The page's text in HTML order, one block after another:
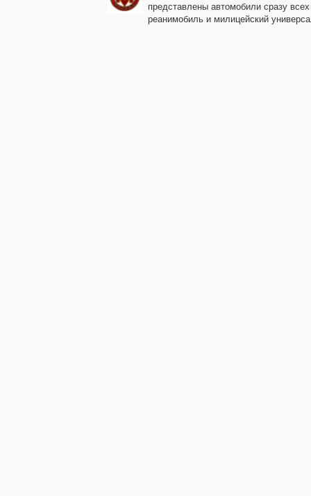
представлены автомобили сразу
реанимобиль и милицейский